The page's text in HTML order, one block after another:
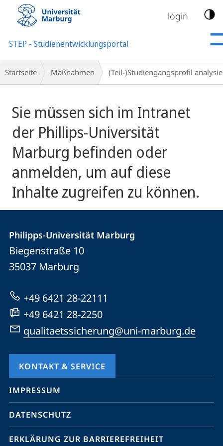
Mobile-
Navigation
login
STEP - Studienentwicklungsportal
Breadcrumb-
Navigation
Startseite Maßnahmen (Teil-)Studiengangsprofil
Sie müssen sich im Intranet
der Phillips-Universität
Marburg befinden oder
anmelden, um auf diese
Inhalte zugreifen zu können.
und
Informationen
Website
der
Universität
Marburg
Philipps-Universität Marburg
Biegenstraße 10
35037 Marburg
+49 6421 28-22111
+49 6421 28-2250
qualitaetssicherung@uni-marburg.de
KONTAKT & SERVICE
Mobile-
Service-
Navigation
und
IMPRESSUM
DATENSCHUTZ
ERKLÄRUNG ZUR BARRIEREFREIHEIT